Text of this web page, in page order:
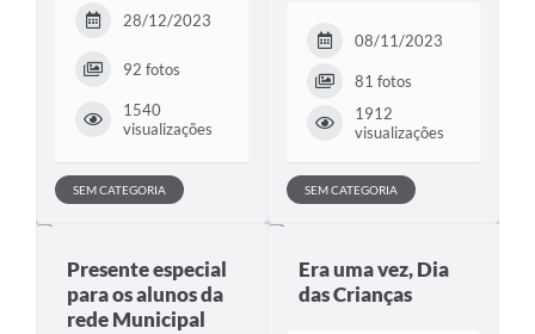
Contratos
28/12/2023
92 fotos
1540
visualizações
SEM CATEGORIA
08/11/2023
81 fotos
1912
visualizações
SEM CATEGORIA
Presente especial
para os alunos da
rede Municipal
Era uma vez, Dia
das Crianças